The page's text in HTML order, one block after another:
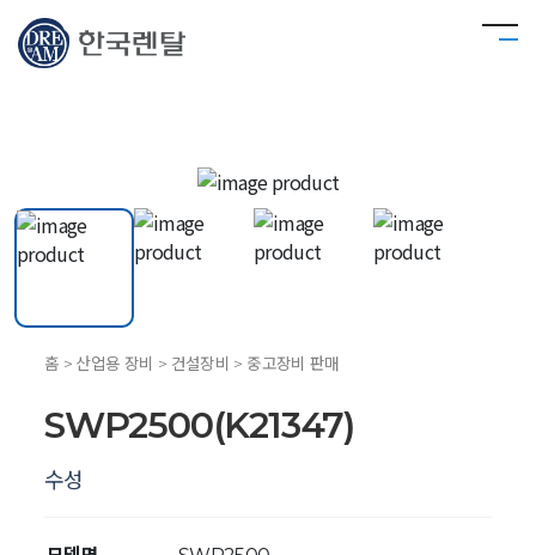
홈 > 산업용 장비 > 건설장비 > 중고장비 판매
SWP2500(K21347)
수성